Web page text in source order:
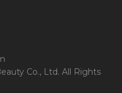
Co., Ltd. All Rights